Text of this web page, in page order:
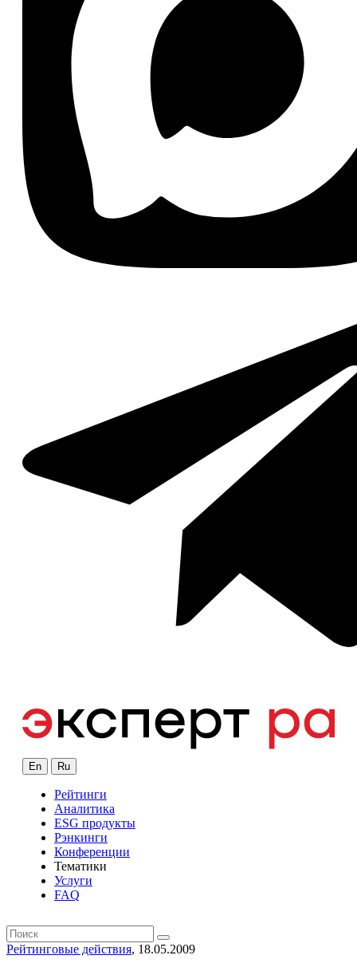
En Ru
Рейтинги
Аналитика
ESG продукты
Рэнкинги
Конференции
Тематики
Услуги
FAQ
Рейтинговые действия, 18.05.2009